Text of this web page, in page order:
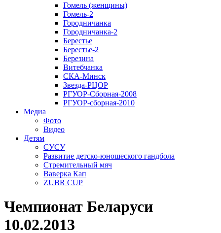
Гомель (женщины)
Гомель-2
Городничанка
Городничанка-2
Берестье
Берестье-2
Березина
Витебчанка
СКА-Минск
Звезда-РЦОР
РГУОР-Сборная-2008
РГУОР-сборная-2010
Медиа
Фото
Видео
Детям
СУСУ
Развитие детско-юношеского гандбола
Стремительный мяч
Ваверка Кап
ZUBR CUP
Чемпионат Беларуси
10.02.2013